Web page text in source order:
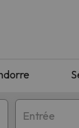
Entrée